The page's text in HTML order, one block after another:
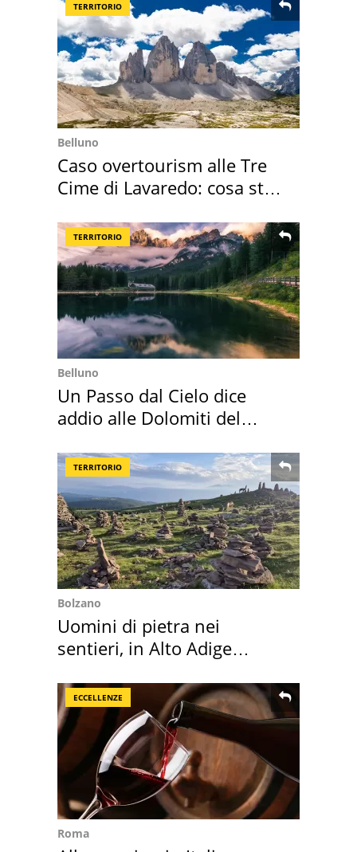
TERRITORIO
Belluno
Caso overtourism alle Tre
Cime di Lavaredo: cosa sta
TERRITORIO
Belluno
Un Passo dal Cielo dice
addio alle Dolomiti del
TERRITORIO
Bolzano
Uomini di pietra nei
sentieri, in Alto Adige
ECCELLENZE
Roma